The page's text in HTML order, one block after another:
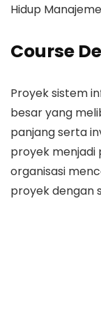
Hidup
Course
Proyek sistem
besar yang
panjang serta
proyek
organisasi
proyek dengan